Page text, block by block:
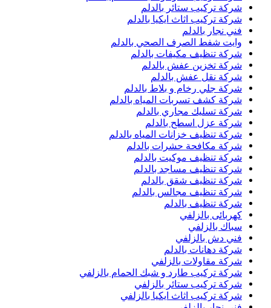
شركة تركيب ستائر بالدلم
شركة تركيب اثاث ايكيا بالدلم
فني نجار بالدلم
وايت شفط الصرف الصحي بالدلم
شركة تنظيف مكيفات بالدلم
شركة تخزين عفش بالدلم
شركة نقل عفش بالدلم
شركة جلي رخام و بلاط بالدلم
شركة كشف تسربات المياه بالدلم
شركة تسليك مجاري بالدلم
شركة عزل اسطح بالدلم
شركة تنظيف خزانات المياه بالدلم
شركة مكافحة حشرات بالدلم
شركة تنظيف موكيت بالدلم
شركة تنظيف مساجد بالدلم
شركة تنظيف شقق بالدلم
شركة تنظيف مجالس بالدلم
شركة تنظيف بالدلم
كهربائى بالزلفي
سباك بالزلفي
فني دش بالزلفي
شركة دهانات بالدلم
شركة مقاولات بالزلفي
شركة تركيب طارد و شبك الحمام بالزلفي
شركة تركيب ستائر بالزلفي
شركة تركيب اثاث ايكيا بالزلفي